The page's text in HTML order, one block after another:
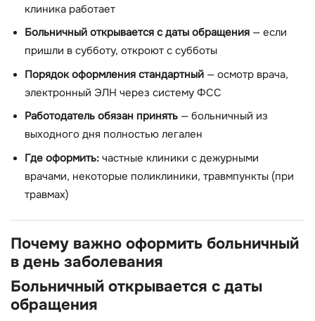
клиника работает
Больничный открывается с даты обращения — если
пришли в субботу, откроют с субботы
Порядок оформления стандартный — осмотр врача,
электронный ЭЛН через систему ФСС
Работодатель обязан принять — больничный из
выходного дня полностью легален
Где оформить: частные клиники с дежурными
врачами, некоторые поликлиники, травмпункты (при
травмах)
Почему важно оформить больничный
в день заболевания
Больничный открывается с даты
обращения